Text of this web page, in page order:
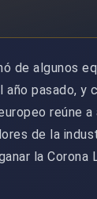
de algunos
pasado, y
reúne a
de la
la Corona